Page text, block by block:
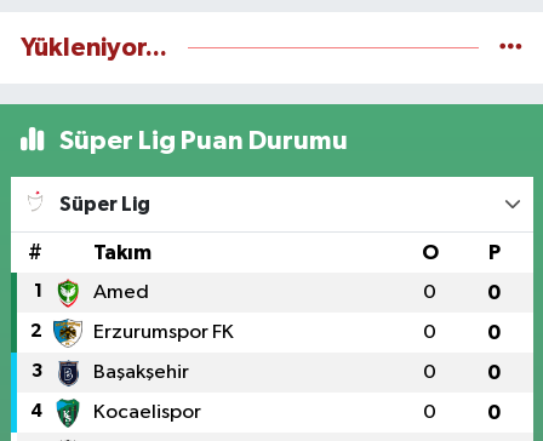
Yükleniyor...
Süper Lig Puan Durumu
Süper Lig
# Takım O P
1 Amed 0 0
2 Erzurumspor FK 0 0
3 Başakşehir 0 0
4 Kocaelispor 0 0